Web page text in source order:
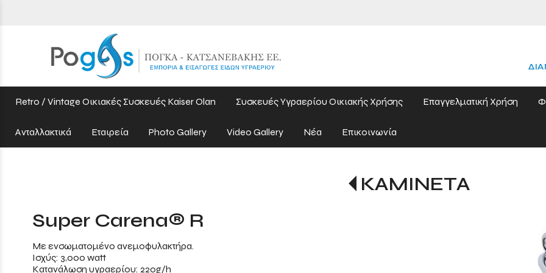
Retro / Vintage Οικιακές Συσκευές Kaiser Olan Συσκευές Υγραερίου Οικιακής Χρήσης Επαγγελματική Χρήση
Ανταλλακτικά Εταιρεία Photo Gallery Video Gallery Νέα Επικοινωνία
ΚΑΜΙΝΕΤΑ
Super Carena® R
Με ενσωματομένο ανεμοφυλακτήρα.
Ισχύς: 3,000 watt
Κατανάλωση υγραερίου: 220g/h